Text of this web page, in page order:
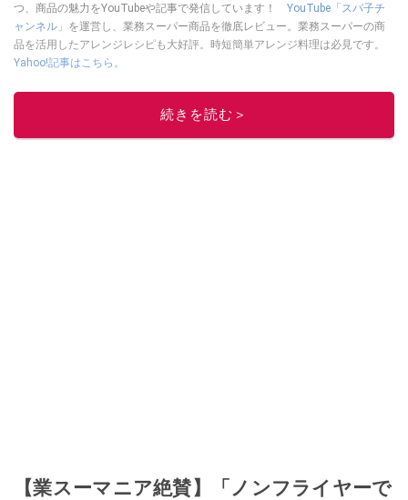
つ、商品の魅力をYouTubeや記事で発信しています！ YouTube「スパ子チ
ャンネル」 を運営し、業務スーパー商品を徹底レビュー。業務スーパーの商
品を活用したアレンジレシピも大好評。時短簡単アレンジ料理は必見です。
Yahoo!記事はこちら。
このイチオシストの他の記事を読む
続きを読む＞
【業スーマニア絶賛】「ノンフライヤーで